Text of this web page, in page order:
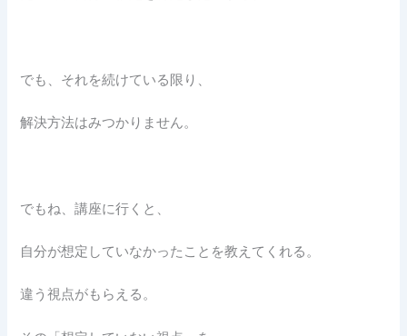
でも、それを続けている限り、
解決方法はみつかりません。
でもね、講座に行くと、
自分が想定していなかったことを教えてくれる。
違う視点がもらえる。